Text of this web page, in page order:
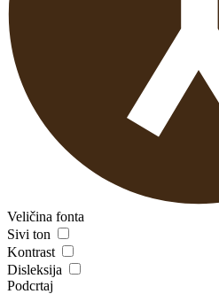
Veličina fonta
Sivi ton
Kontrast
Disleksija
Podcrtaj